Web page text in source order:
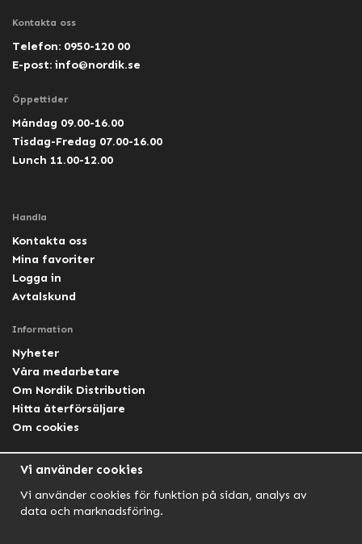
Kontakta oss
Telefon: 0950-120 00
E-post: info@nordik.se
Öppettider
Måndag 09.00-16.00
Tisdag-Fredag 07.00-16.00
Lunch 11.00-12.00
Handla
Kontakta oss
Mina favoriter
Logga in
Avtalskund
Information
Nyheter
Våra medarbetare
Om Nordik Distribution
Hitta återförsäljare
Om cookies
Facebook Lightforce Sweden
Vi använder cookies
Vi använder cookies för funktion på sidan, analys av
data och marknadsföring.